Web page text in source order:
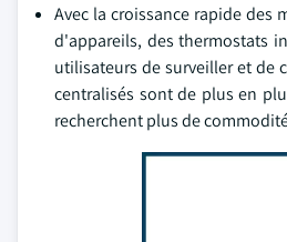
Avec la croissance rapide
d'appareils, des thermostats
utilisateurs de surveiller et de
centralisés sont de plus en
recherchent plus de